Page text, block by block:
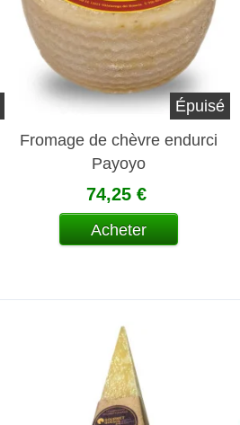
Épuisé
Fromage de chèvre endurci
Payoyo
74,25 €
Acheter